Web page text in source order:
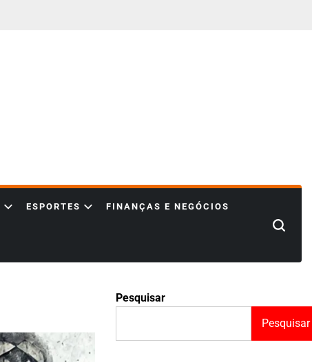
ESPORTES FINANÇAS E NEGÓCIOS
Search
Pesquisar
Pesquisar